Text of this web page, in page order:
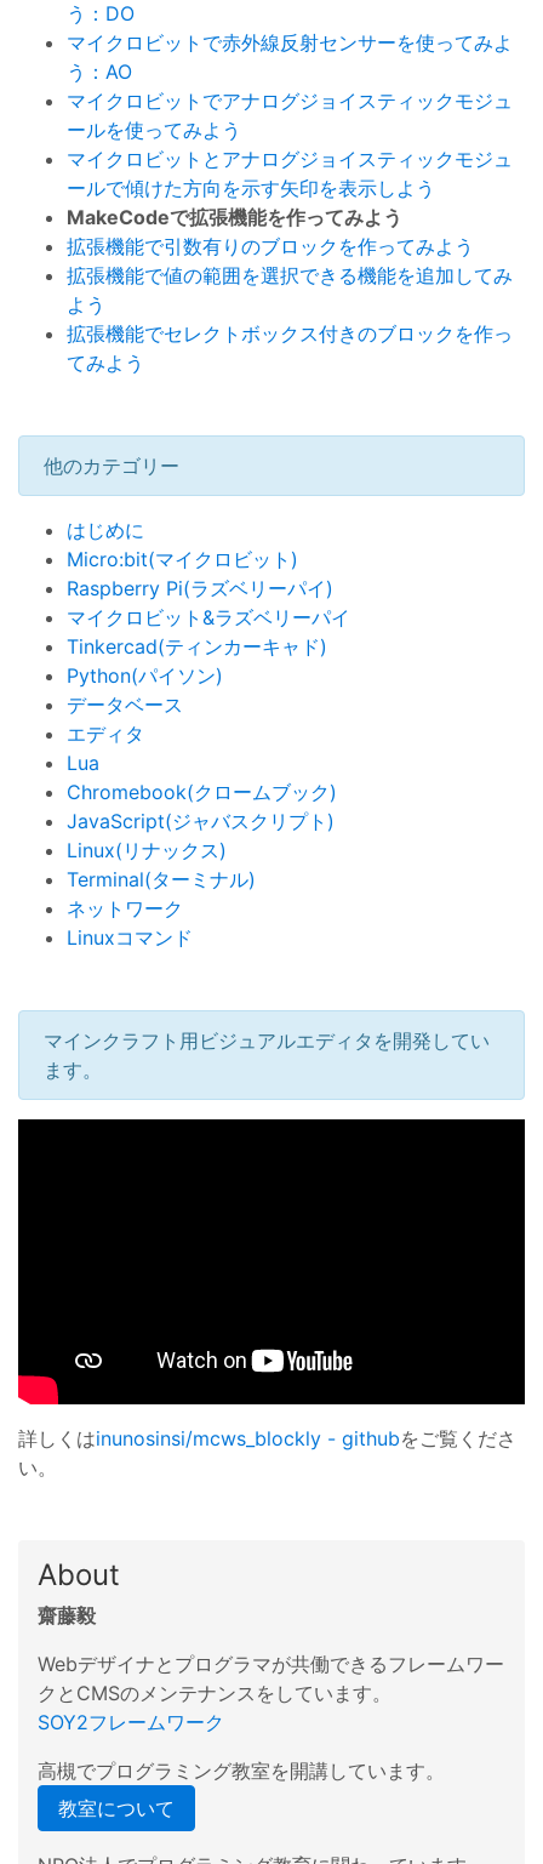
う：DO
マイクロビットで赤外線反射センサーを使ってみよ
う：AO
マイクロビットでアナログジョイスティックモジュ
ールを使ってみよう
マイクロビットとアナログジョイスティックモジュ
ールで傾けた方向を示す矢印を表示しよう
MakeCodeで拡張機能を作ってみよう
拡張機能で引数有りのブロックを作ってみよう
拡張機能で値の範囲を選択できる機能を追加してみ
よう
拡張機能でセレクトボックス付きのブロックを作っ
てみよう
他のカテゴリー
はじめに
Micro:bit(マイクロビット)
Raspberry Pi(ラズベリーパイ)
マイクロビット&ラズベリーパイ
Tinkercad(ティンカーキャド)
Python(パイソン)
データベース
エディタ
Lua
Chromebook(クロームブック)
JavaScript(ジャバスクリプト)
Linux(リナックス)
Terminal(ターミナル)
ネットワーク
Linuxコマンド
マインクラフト用ビジュアルエディタを開発してい
ます。
詳しくはinunosinsi/mcws_blockly - githubをご覧くださ
い。
About
齋藤毅
Webデザイナとプログラマが共働できるフレームワー
クとCMSのメンテナンスをしています。
SOY2フレームワーク
高槻でプログラミング教室を開講しています。
教室について